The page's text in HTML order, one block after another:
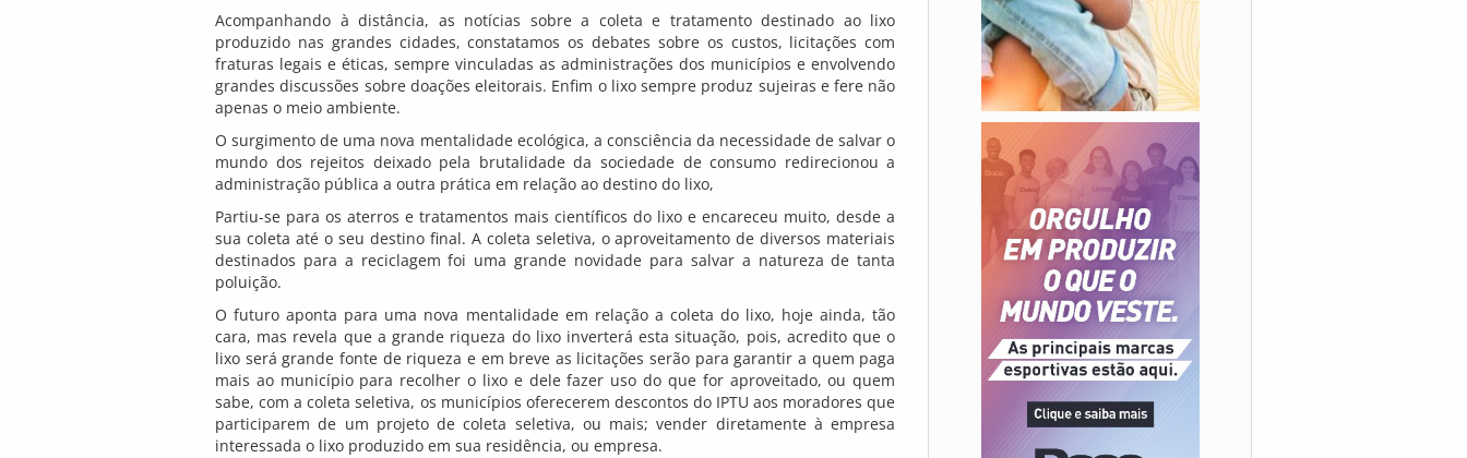
Acompanhando à distância, as notícias sobre a coleta e tratamento destinado ao lixo
produzido nas grandes cidades, constatamos os debates sobre os custos, licitações com
fraturas legais e éticas, sempre vinculadas as administrações dos municípios e envolvendo
grandes discussões sobre doações eleitorais. Enfim o lixo sempre produz sujeiras e fere não
apenas o meio ambiente.
O surgimento de uma nova mentalidade ecológica, a consciência da necessidade de salvar o
mundo dos rejeitos deixado pela brutalidade da sociedade de consumo redirecionou a
administração pública a outra prática em relação ao destino do lixo,
Partiu-se para os aterros e tratamentos mais científicos do lixo e encareceu muito, desde a
sua coleta até o seu destino final. A coleta seletiva, o aproveitamento de diversos materiais
destinados para a reciclagem foi uma grande novidade para salvar a natureza de tanta
poluição.
O futuro aponta para uma nova mentalidade em relação a coleta do lixo, hoje ainda, tão
cara, mas revela que a grande riqueza do lixo inverterá esta situação, pois, acredito que o
lixo será grande fonte de riqueza e em breve as licitações serão para garantir a quem paga
mais ao município para recolher o lixo e dele fazer uso do que for aproveitado, ou quem
sabe, com a coleta seletiva, os municípios oferecerem descontos do IPTU aos moradores que
participarem de um projeto de coleta seletiva, ou mais; vender diretamente à empresa
interessada o lixo produzido em sua residência, ou empresa.